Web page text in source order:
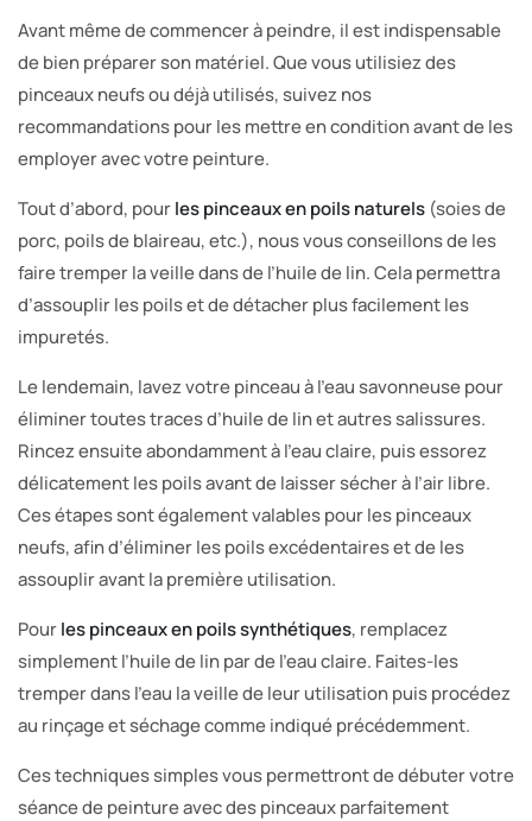
Avant même de commencer à peindre, il est indispensable
de bien préparer son matériel. Que vous utilisiez des
pinceaux neufs ou déjà utilisés, suivez nos
recommandations pour les mettre en condition avant de les
employer avec votre peinture.
Tout d’abord, pourles pinceaux en poils naturels (soies de
porc, poils de blaireau, etc.), nous vous conseillons de les
faire tremper la veille dans de l’huile de lin. Cela permettra
d’assouplir les poils et de détacher plus facilement les
impuretés.
Le lendemain, lavez votre pinceau à l’eau savonneuse pour
éliminer toutes traces d’huile de lin et autres salissures.
Rincez ensuite abondamment à l’eau claire, puis essorez
délicatement les poils avant de laisser sécher à l’air libre.
Ces étapes sont également valables pour les pinceaux
neufs, afin d’éliminer les poils excédentaires et de les
assouplir avant la première utilisation.
Pourles pinceaux en poils synthétiques, remplacez
simplement l’huile de lin par de l’eau claire. Faites-les
tremper dans l’eau la veille de leur utilisation puis procédez
au rinçage et séchage comme indiqué précédemment.
Ces techniques simples vous permettront de débuter votre
séance de peinture avec des pinceaux parfaitement